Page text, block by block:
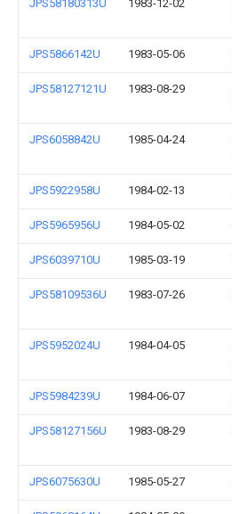
JPS58180313U 1983-12-02
JPS5866142U 1983-05-06
JPS58127121U 1983-08-29
JPS6058842U 1985-04-24
JPS5922958U 1984-02-13
JPS5965956U 1984-05-02
JPS6039710U 1985-03-19
JPS58109536U 1983-07-26
JPS5952024U 1984-04-05
JPS5984239U 1984-06-07
JPS58127156U 1983-08-29
JPS6075630U 1985-05-27